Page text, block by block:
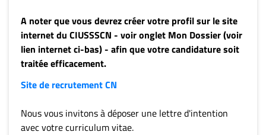
A noter que vous devrez créer votre profil sur le site
internet du CIUSSSCN - voir onglet Mon Dossier (voir
lien internet ci-bas) - afin que votre candidature soit
traitée efficacement.
Site de recrutement CN
Nous vous invitons à déposer une lettre d'intention
avec votre curriculum vitae.